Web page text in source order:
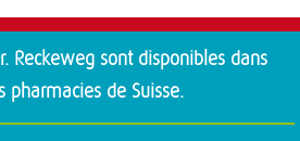
Reckeweg sont disponibles dans
pharmacies de Suisse.